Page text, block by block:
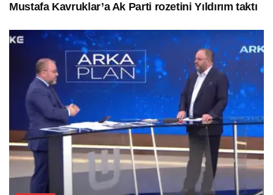
Mustafa Kavruklar’a Ak Parti rozetini Yıldırım taktı